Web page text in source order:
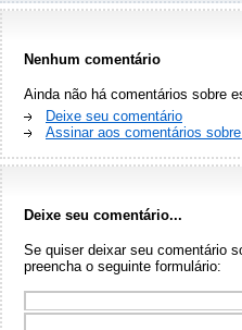
Nenhum comentário
Ainda não há comentários sobre
Deixe seu comentário
Assinar aos comentários
Deixe seu comentário...
Se quiser deixar seu comentário
preencha o seguinte formulário: